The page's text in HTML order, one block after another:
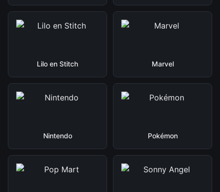
Lilo en Stitch Marvel
Nintendo Pokémon